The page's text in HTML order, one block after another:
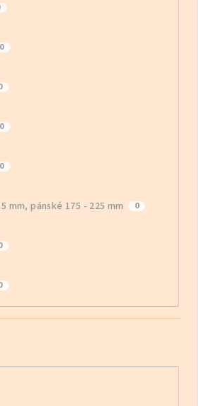
0
0
0
mm, pánské 175 - 225 mm 0